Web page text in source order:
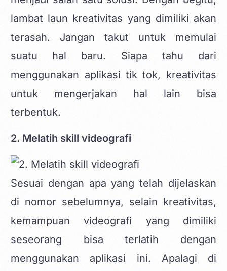
lambat laun kreativitas yang dimiliki akan
terasah. Jangan takut untuk memulai
suatu hal baru. Siapa tahu dari
menggunakan aplikasi tik tok, kreativitas
untuk mengerjakan hal lain bisa
terbentuk.
2. Melatih skill videografi
Sesuai dengan apa yang telah dijelaskan
di nomor sebelumnya, selain kreativitas,
kemampuan videografi yang dimiliki
seseorang bisa terlatih dengan
menggunakan aplikasi ini. Apalagi di